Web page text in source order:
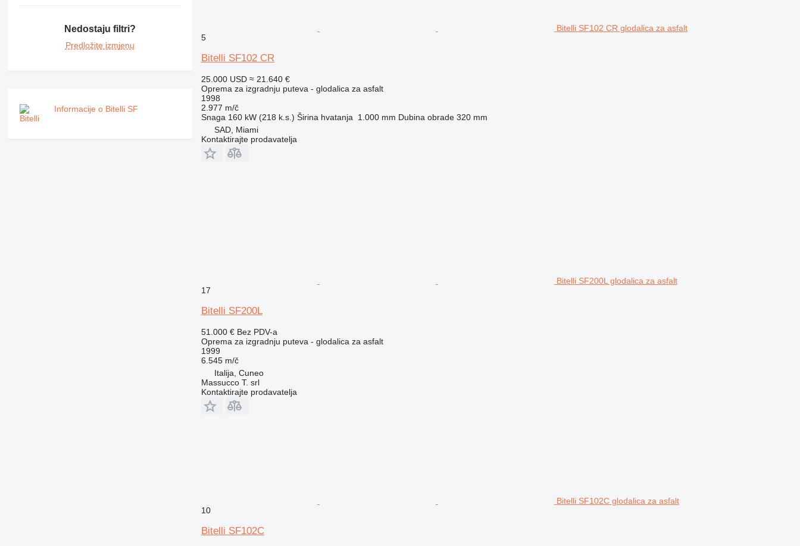
Nedostaju filtri?
Predložite izmjenu
Informacije o Bitelli SF
Bitelli SF102 CR glodalica za asfalt
5
Bitelli SF102 CR
25.000 USD ≈ 21.640 €
Oprema za izgradnju puteva - glodalica za asfalt
1998
2.977 m/č
Snaga 160 kW (218 k.s.) Širina hvatanja 1.000 mm Dubina obrade 320 mm
SAD, Miami
Kontaktirajte prodavatelja
Bitelli SF200L glodalica za asfalt
17
Bitelli SF200L
51.000 € Bez PDV-a
Oprema za izgradnju puteva - glodalica za asfalt
1999
6.545 m/č
Italija, Cuneo
Massucco T. srl
Kontaktirajte prodavatelja
Bitelli SF102C glodalica za asfalt
10
Bitelli SF102C